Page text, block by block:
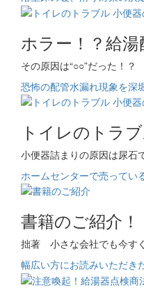
ホラー！？給湯
その原因は“○○”だった！？
恐怖の配管水漏れ現象を深
トイレのトラ
小便器詰まりの原因は尿石
ホームセンターで売ってい
書籍のご紹介！
拙著 小さな会社でも今す
幅広い方にお読みいただき